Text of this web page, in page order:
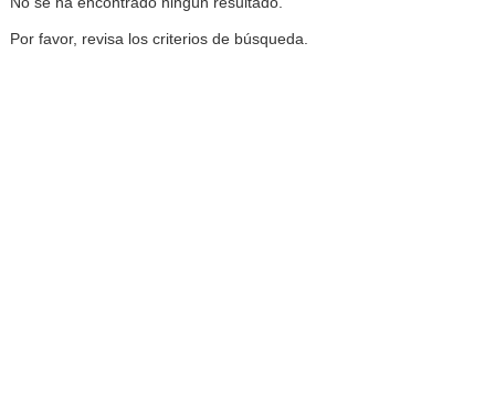
Por favor, revisa los criterios de búsqueda.